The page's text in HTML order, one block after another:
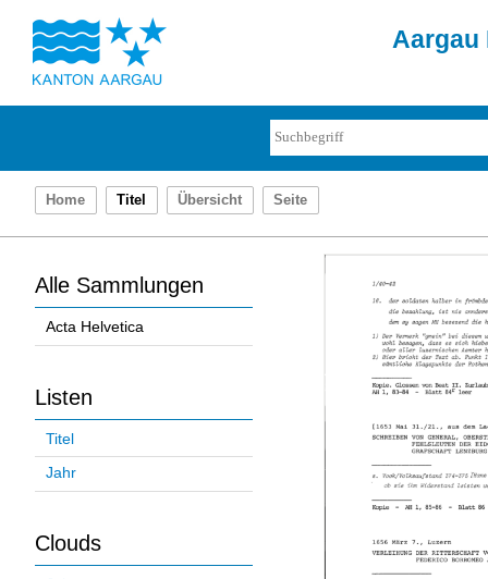
Aargau
Home Titel Übersicht Seite
Alle Sammlungen
Acta Helvetica
Listen
Titel
Jahr
Clouds